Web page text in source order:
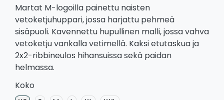
Martat M-logoilla painettu naisten
vetoketjuhuppari, jossa harjattu pehmeä
sisäpuoli. Kavennettu hupullinen malli, jossa vahva
vetoketju vankalla vetimellä. Kaksi etutaskua ja
2x2-ribbineulos hihansuissa sekä paidan
helmassa.
Koko